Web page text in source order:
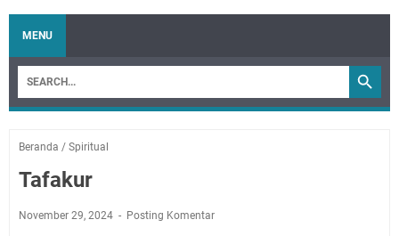
MENU
Beranda / Spiritual
Tafakur
November 29, 2024 Posting Komentar